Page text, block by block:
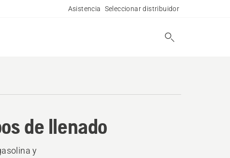
Asistencia Seleccionar distribuidor
de llenado
y